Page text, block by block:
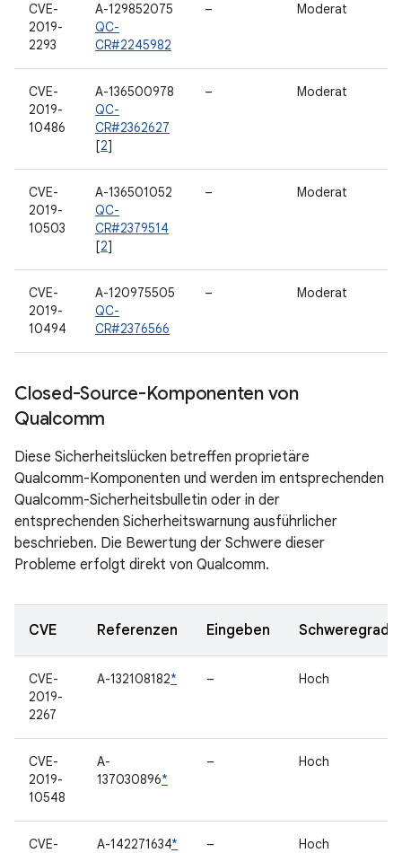
CVE-
2019-
2293
A-129852075
QC-
CR#2245982
– Moderat
CVE-
2019-
10486
A-136500978
QC-
CR#2362627
[2]
– Moderat
CVE-
2019-
10503
A-136501052
QC-
CR#2379514
[2]
– Moderat
CVE-
2019-
10494
A-120975505
QC-
CR#2376566
– Moderat
Closed-Source-Komponenten von
Qualcomm
Diese Sicherheitslücken betreffen proprietäre
Qualcomm-Komponenten und werden im entsprechenden
Qualcomm-Sicherheitsbulletin oder in der
entsprechenden Sicherheitswarnung ausführlicher
beschrieben. Die Bewertung der Schwere dieser
Probleme erfolgt direkt von Qualcomm.
CVE Referenzen Eingeben Schweregrad
CVE-
2019-
2267
A-132108182* – Hoch
CVE-
2019-
10548
A-
137030896*
– Hoch
CVE-
A-142271634* – Hoch